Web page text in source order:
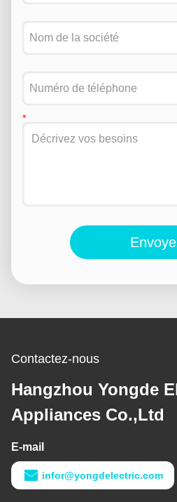
Contactez-nous
Hangzhou Yongde
Appliances Co.,Ltd
E-mail
infor@yongdelectric.com